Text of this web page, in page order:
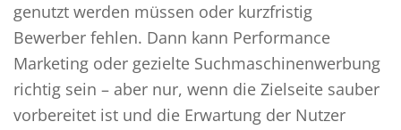
genutzt werden müssen oder kurzfristig
Bewerber fehlen. Dann kann Performance
Marketing oder gezielte Suchmaschinenwerbung
richtig sein – aber nur, wenn die Zielseite sauber
vorbereitet ist und die Erwartung der Nutzer